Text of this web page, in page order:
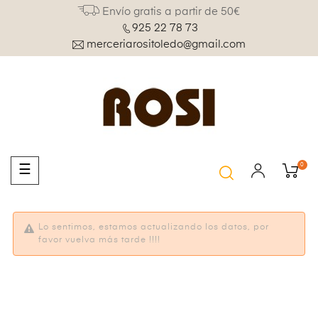
Envío gratis a partir de 50€
925 22 78 73
merceriarositoledo@gmail.com
Navegación
de
☰ 0
Lo sentimos, estamos actualizando los datos, por
favor vuelva más tarde !!!!